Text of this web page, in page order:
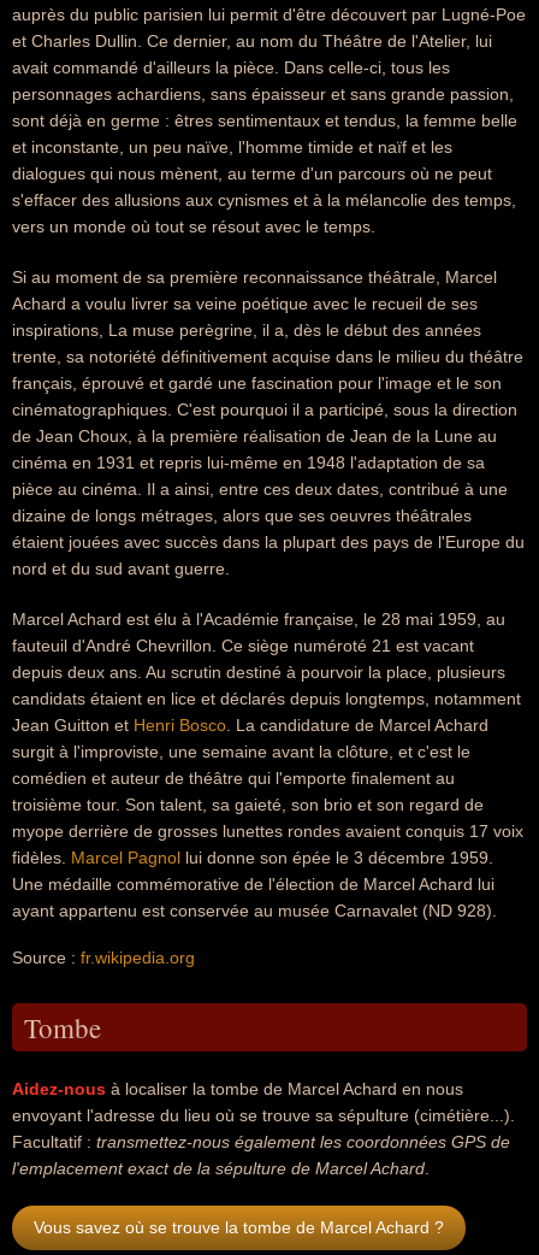
auprès du public parisien lui permit d'être découvert par Lugné-Poe
et Charles Dullin. Ce dernier, au nom du Théâtre de l'Atelier, lui
avait commandé d'ailleurs la pièce. Dans celle-ci, tous les
personnages achardiens, sans épaisseur et sans grande passion,
sont déjà en germe : êtres sentimentaux et tendus, la femme belle
et inconstante, un peu naïve, l'homme timide et naïf et les
dialogues qui nous mènent, au terme d'un parcours où ne peut
s'effacer des allusions aux cynismes et à la mélancolie des temps,
vers un monde où tout se résout avec le temps.
Si au moment de sa première reconnaissance théâtrale, Marcel
Achard a voulu livrer sa veine poétique avec le recueil de ses
inspirations, La muse perègrine, il a, dès le début des années
trente, sa notoriété définitivement acquise dans le milieu du théâtre
français, éprouvé et gardé une fascination pour l'image et le son
cinématographiques. C'est pourquoi il a participé, sous la direction
de Jean Choux, à la première réalisation de Jean de la Lune au
cinéma en 1931 et repris lui-même en 1948 l'adaptation de sa
pièce au cinéma. Il a ainsi, entre ces deux dates, contribué à une
dizaine de longs métrages, alors que ses oeuvres théâtrales
étaient jouées avec succès dans la plupart des pays de l'Europe du
nord et du sud avant guerre.
Marcel Achard est élu à l'Académie française, le 28 mai 1959, au
fauteuil d'André Chevrillon. Ce siège numéroté 21 est vacant
depuis deux ans. Au scrutin destiné à pourvoir la place, plusieurs
candidats étaient en lice et déclarés depuis longtemps, notamment
Jean Guitton et Henri Bosco . La candidature de Marcel Achard
surgit à l'improviste, une semaine avant la clôture, et c'est le
comédien et auteur de théâtre qui l'emporte finalement au
troisième tour. Son talent, sa gaieté, son brio et son regard de
myope derrière de grosses lunettes rondes avaient conquis 17 voix
fidèles. Marcel Pagnol lui donne son épée le 3 décembre 1959.
Une médaille commémorative de l'élection de Marcel Achard lui
ayant appartenu est conservée au musée Carnavalet (ND 928).
Source : fr.wikipedia.org
Tombe
Aidez-nous à localiser la tombe de Marcel Achard en nous
envoyant l'adresse du lieu où se trouve sa sépulture (cimétière...).
Facultatif : transmettez-nous également les coordonnées GPS de
l'emplacement exact de la sépulture de Marcel Achard
Vous savez où se trouve la tombe de Marcel Achard ?